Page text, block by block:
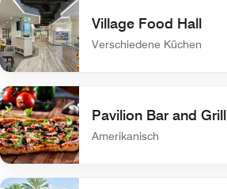
Village Food Hall
Verschiedene Küchen
undefined Village Food Hall
Pavilion Bar and Grill
Amerikanisch
undefined Pavilion Bar and Grill